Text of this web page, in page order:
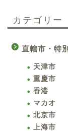
カテゴリー
直轄市・特
天津市
重慶市
香港
マカオ
北京市
上海市